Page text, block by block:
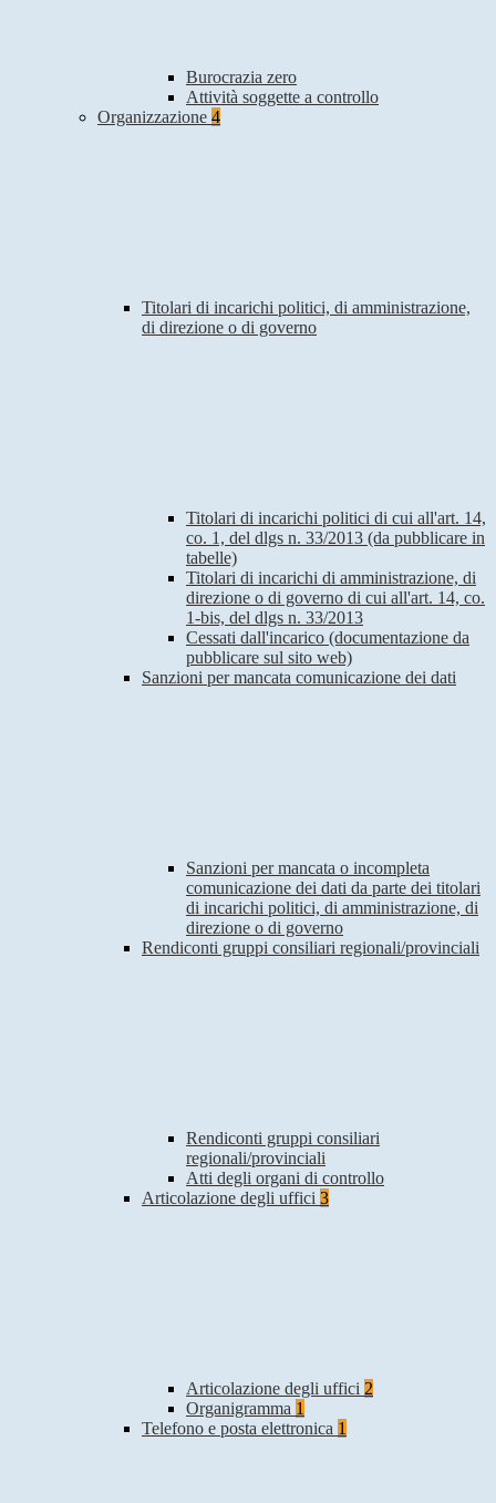
Burocrazia zero
Attività soggette a controllo
Organizzazione 4
Titolari di incarichi politici, di amministrazione,
di direzione o di governo
Titolari di incarichi politici di cui all'art. 14,
co. 1, del dlgs n. 33/2013 (da pubblicare in
tabelle)
Titolari di incarichi di amministrazione, di
direzione o di governo di cui all'art. 14, co.
1-bis, del dlgs n. 33/2013
Cessati dall'incarico (documentazione da
pubblicare sul sito web)
Sanzioni per mancata comunicazione dei dati
Sanzioni per mancata o incompleta
comunicazione dei dati da parte dei titolari
di incarichi politici, di amministrazione, di
direzione o di governo
Rendiconti gruppi consiliari regionali/provinciali
Rendiconti gruppi consiliari
regionali/provinciali
Atti degli organi di controllo
Articolazione degli uffici 3
Articolazione degli uffici 2
Organigramma 1
Telefono e posta elettronica 1